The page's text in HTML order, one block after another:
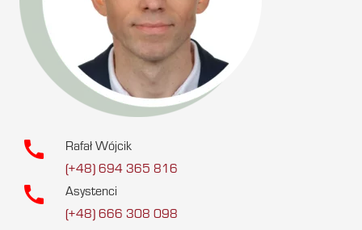
call
Rafał Wójcik
(+48) 694 365 816
call
Asystenci
(+48) 666 308 098